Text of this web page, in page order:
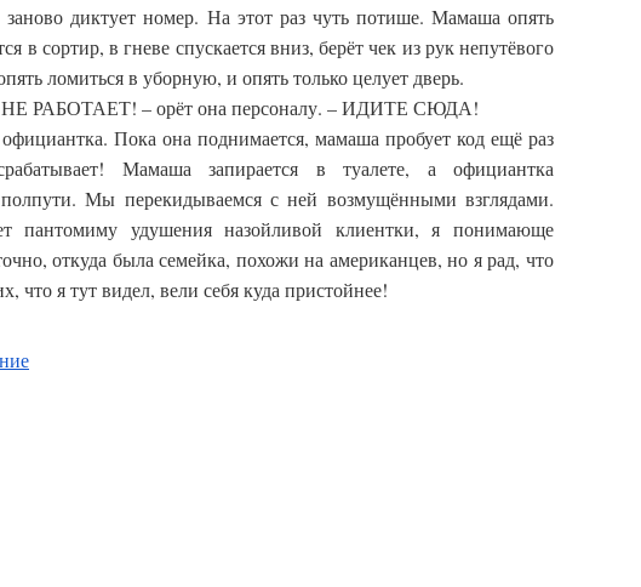
заново диктует номер. На этот раз чуть потише. Мамаша опять
в сортир, в гневе спускается вниз, берёт чек из рук непутёвого
ломиться в уборную, и опять только целует дверь.
РАБОТАЕТ! – орёт она персоналу. – ИДИТЕ СЮДА!
Пока она поднимается, мамаша пробует код ещё раз
Мамаша запирается в туалете, а официантка
полпути. Мы перекидываемся с ней возмущёнными взглядами.
пантомиму удушения назойливой клиентки, я понимающе
откуда была семейка, похожи на американцев, но я рад, что
что я тут видел, вели себя куда пристойнее!